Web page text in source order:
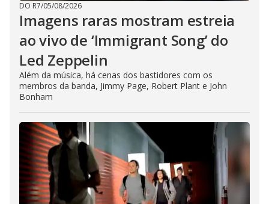
DO R7/05/08/2026
Imagens raras mostram estreia
ao vivo de ‘Immigrant Song’ do
Led Zeppelin
Além da música, há cenas dos bastidores com os
membros da banda, Jimmy Page, Robert Plant e John
Bonham